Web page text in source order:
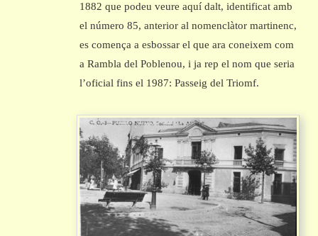
1882 que podeu veure aquí dalt, identificat amb
el número 85, anterior al nomenclàtor martinenc,
es comença a esbossar el que ara coneixem com
a Rambla del Poblenou, i ja rep el nom que seria
l’oficial fins el 1987: Passeig del Triomf.